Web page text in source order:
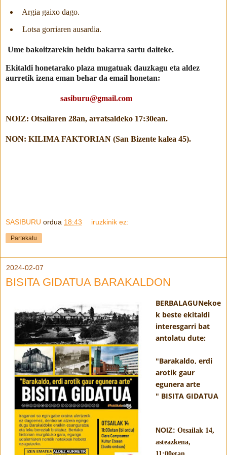
Argia gaixo dago.
Lotsa gorriaren ausardia.
Ume bakoitzarekin heldu bakarra sartu daiteke.
Ekitaldi honetarako plaza mugatuak dauzkagu eta aldez
aurretik izena eman behar da email honetan:
sasiburu@gmail.com
NOIZ: Otsailaren 28an, arratsaldeko 17:30ean.
NON: KILIMA FAKTORIAN (San Bizente kalea 45).
SASIBURU ordua 18:43 iruzkinik ez:
Partekatu
2024-02-07
BISITA GIDATUA BARAKALDON
BERBALAGUNekoe
k beste ekitaldi
interesgarri bat
antolatu dute:
"Barakaldo, erdi
arotik gaur
egunera arte
" BISITA GIDATUA
NOIZ: Otsailak 14,
asteazkena,